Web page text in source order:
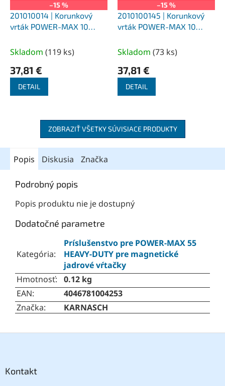
–15 %
201010014 | Korunkový
vrták POWER-MAX 10
Skladom (119 ks)
37,81 €
DETAIL
–15 %
2010100145 | Korunkový
vrták POWER-MAX 10
Skladom (73 ks)
37,81 €
DETAIL
ZOBRAZIŤ VŠETKY SÚVISIACE PRODUKTY
Popis Diskusia Značka
Podrobný popis
Popis produktu nie je dostupný
Dodatočné parametre
Kategória:
Príslušenstvo pre POWER-MAX 55
HEAVY-DUTY pre magnetické
jadrové vŕtačky
Hmotnosť:
0.12 kg
EAN:
4046781004253
Značka: KARNASCH
Kontakt